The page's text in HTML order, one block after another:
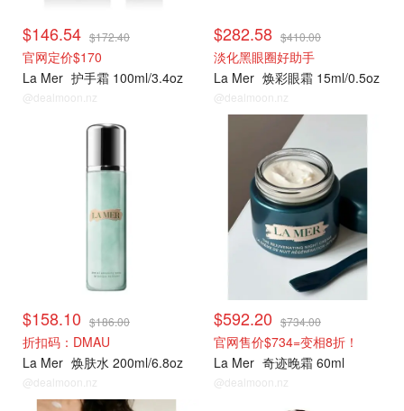
$146.54 $172.40
官网定价$170
La Mer 护手霜 100ml/3.4oz
@dealmoon.nz
$282.58 $410.00
淡化黑眼圈好助手
La Mer 焕彩眼霜 15ml/0.5oz
@dealmoon.nz
$158.10 $186.00
折扣码：DMAU
La Mer 焕肤水 200ml/6.8oz
@dealmoon.nz
$592.20 $734.00
官网售价$734=变相8折！
La Mer 奇迹晚霜 60ml
@dealmoon.nz